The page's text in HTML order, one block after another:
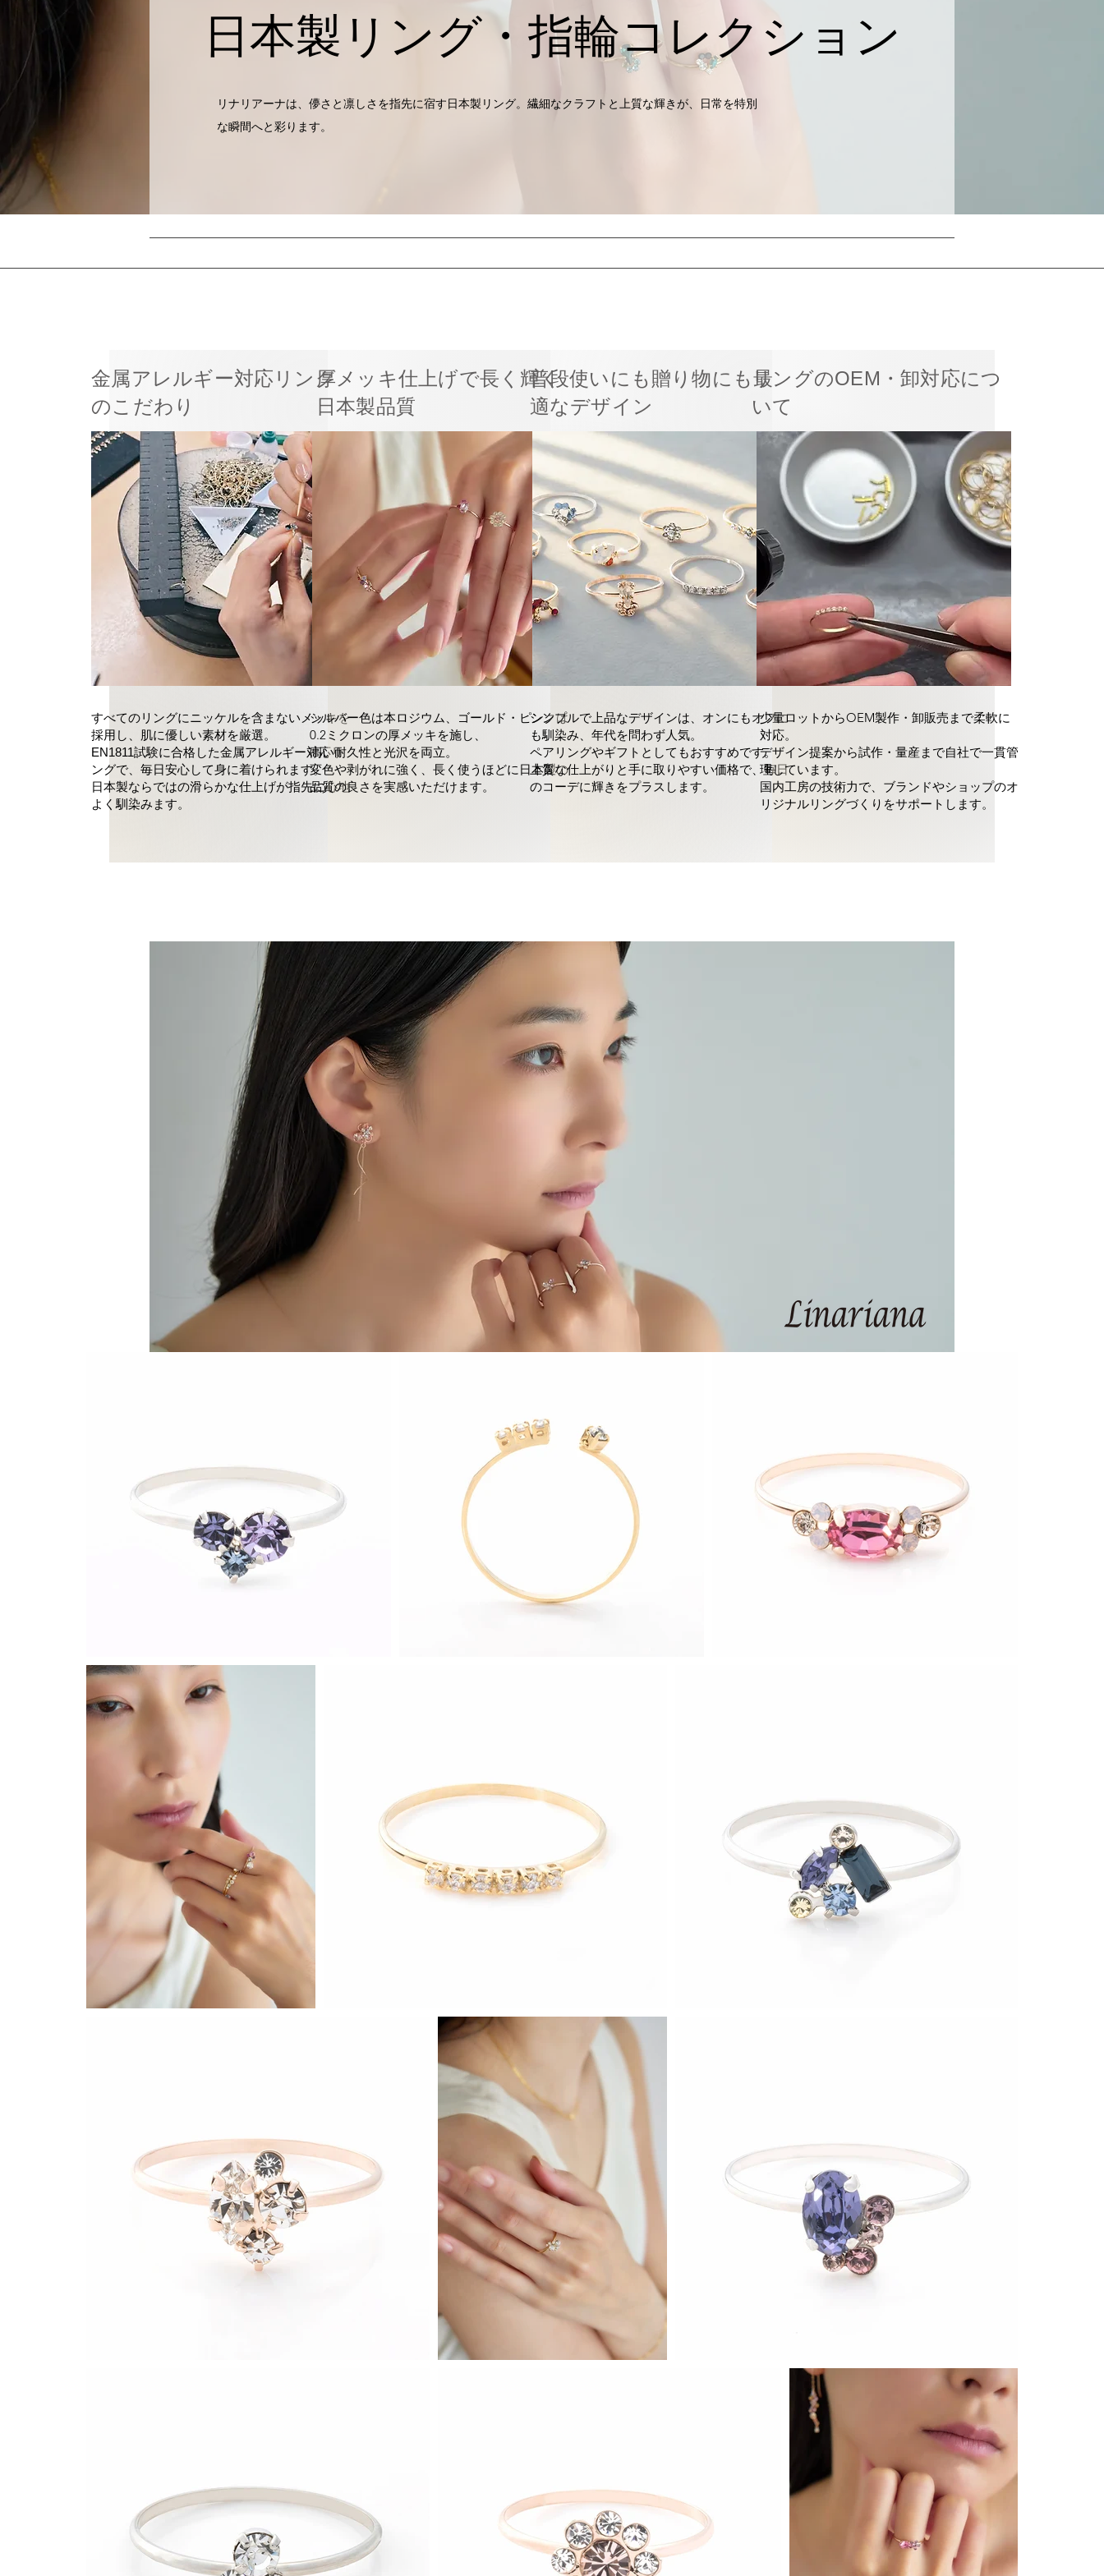
日本製リング・指輪コレクション
リナリアーナは、儚さと凛しさを指先に宿す日本製リング。繊細なクラフトと上質な輝きが、日常を特別
な瞬間へと彩ります。
金属アレルギー対応リング
のこだわり
すべてのリングにニッケルを含まないメッキを
採用し、肌に優しい素材を厳選。
EN1811試験に合格した金属アレルギー対応リ
ングで、毎日安心して身に着けられます。
日本製ならではの滑らかな仕上げが指先に心地
よく馴染みます。
厚メッキ仕上げで長く輝く
日本製品質
シルバー色は本ロジウム、ゴールド・ピンクは
0.2ミクロンの厚メッキを施し、
高い耐久性と光沢を両立。
変色や剥がれに強く、長く使うほどに日本製の
品質の良さを実感いただけます。
普段使いにも贈り物にも最
適なデザイン
シンプルで上品なデザインは、オンにもオフに
も馴染み、年代を問わず人気。
ペアリングやギフトとしてもおすすめです。
上質な仕上がりと手に取りやすい価格で、毎日
のコーデに輝きをプラスします。
リングのOEM・卸対応につ
いて
少量ロットからOEM製作・卸販売まで柔軟に
対応。
デザイン提案から試作・量産まで自社で一貫管
理しています。
国内工房の技術力で、ブランドやショップのオ
リジナルリングづくりをサポートします。